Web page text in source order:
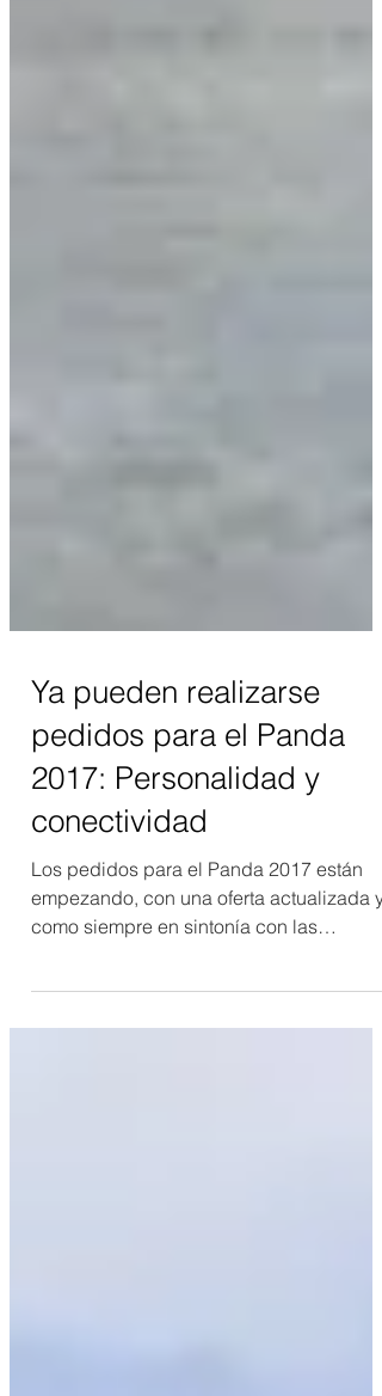
Ya pueden realizarse
pedidos para el Panda
2017: Personalidad y
conectividad
Los pedidos para el Panda 2017 están
empezando, con una oferta actualizada y